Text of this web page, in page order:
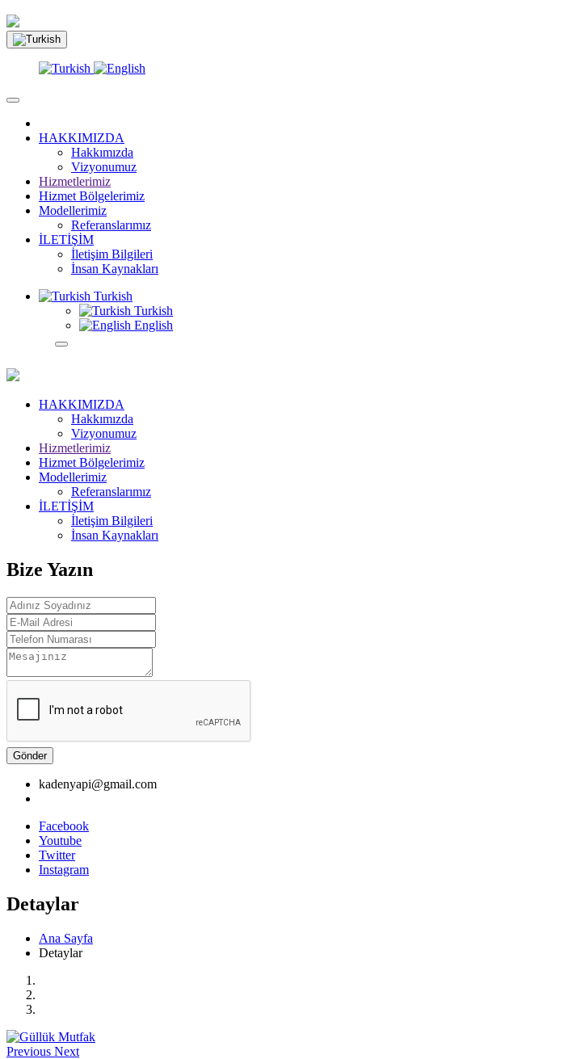
HAKKIMIZDA
Hakkımızda
Vizyonumuz
Hizmetlerimiz
Hizmet Bölgelerimiz
Modellerimiz
Referanslarımız
İLETİŞİM
İletişim Bilgileri
İnsan Kaynakları
Turkish
Turkish
English
HAKKIMIZDA
Hakkımızda
Vizyonumuz
Hizmetlerimiz
Hizmet Bölgelerimiz
Modellerimiz
Referanslarımız
İLETİŞİM
İletişim Bilgileri
İnsan Kaynakları
Bize Yazın
Gönder
kadenyapi@gmail.com
Facebook
Youtube
Twitter
Instagram
Detaylar
Ana Sayfa
Detaylar
Previous Next